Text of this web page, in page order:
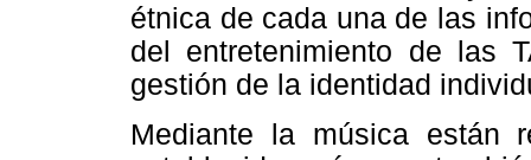
étnica de cada una de las
del entretenimiento de las
gestión de la identidad
Mediante la música están